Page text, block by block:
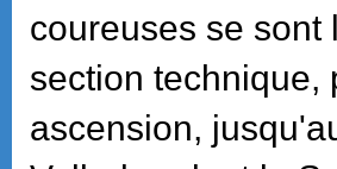
coureuses se
section technique,
ascension,